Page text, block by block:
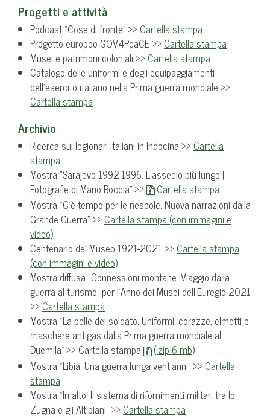
Progetti e attività
Podcast “Cose di fronte” >>Cartella stampa
Progetto europeo GOV4PeaCE >>Cartella stampa
Musei e patrimoni coloniali >>Cartella stampa
Catalogo delle uniformi e degli equipaggiamenti
dell’esercito italiano nella Prima guerra mondiale >>
Cartella stampa
Archivio
Ricerca sui legionari italiani in Indocina >>Cartella
stampa
Mostra “Sarajevo 1992-1996. L’assedio più lungo |
Fotografie di Mario Boccia” >>
Cartella stampa
Mostra “C’è tempo per le nespole. Nuova narrazioni dalla
Grande Guerra” >>Cartella stampa (con immagini e
video)
Centenario del Museo 1921-2021 >>Cartella stampa
(con immagini e video)
Mostra diffusa “Connessioni montane. Viaggio dalla
guerra al turismo” per l’Anno dei Musei dell’Euregio 2021
>>Cartella stampa
Mostra “La pelle del soldato. Uniformi, corazze, elmetti e
maschere antigas dalla Prima guerra mondiale al
Duemila” >> Cartella stampa
(.zip 6 mb)
Mostra “Libia. Una guerra lunga vent’anni” >>Cartella
stampa
Mostra “In alto. Il sistema di rifornimenti militari tra lo
Zugna e gli Altipiani” >>Cartella stampa